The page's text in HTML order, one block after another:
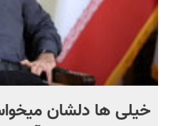
خیلی ها دلشان